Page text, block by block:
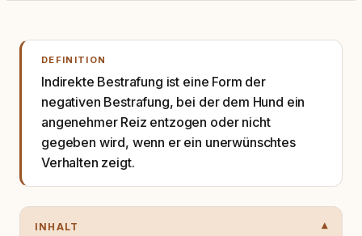
DEFINITION
Indirekte Bestrafung ist eine Form der
negativen Bestrafung, bei der dem Hund ein
angenehmer Reiz entzogen oder nicht
gegeben wird, wenn er ein unerwünschtes
Verhalten zeigt.
INHALT